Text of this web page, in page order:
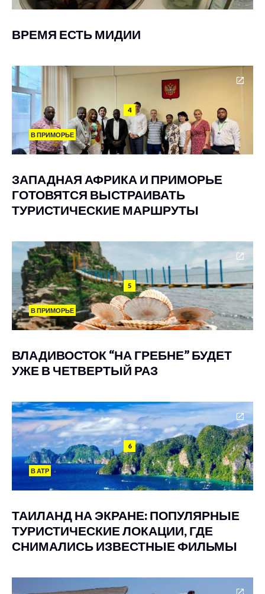
ВРЕМЯ ЕСТЬ МИДИИ
4
В ПРИМОРЬЕ
ЗАПАДНАЯ АФРИКА И ПРИМОРЬЕ
ГОТОВЯТСЯ ВЫСТРАИВАТЬ
ТУРИСТИЧЕСКИЕ МАРШРУТЫ
5
В ПРИМОРЬЕ
ВЛАДИВОСТОК “НА ГРЕБНЕ” БУДЕТ
УЖЕ В ЧЕТВЕРТЫЙ РАЗ
6
В АТР
ТАИЛАНД НА ЭКРАНЕ: ПОПУЛЯРНЫЕ
ТУРИСТИЧЕСКИЕ ЛОКАЦИИ, ГДЕ
СНИМАЛИСЬ ИЗВЕСТНЫЕ ФИЛЬМЫ